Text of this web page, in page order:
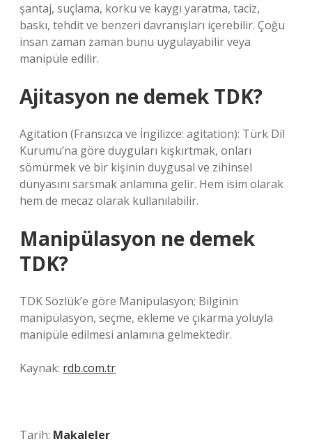
şantaj, suçlama, korku ve kaygı yaratma, taciz,
baskı, tehdit ve benzeri davranışları içerebilir. Çoğu
insan zaman zaman bunu uygulayabilir veya
manipüle edilir.
Ajitasyon ne demek TDK?
Agitation (Fransızca ve İngilizce: agitation): Türk Dil
Kurumu’na göre duyguları kışkırtmak, onları
sömürmek ve bir kişinin duygusal ve zihinsel
dünyasını sarsmak anlamına gelir. Hem isim olarak
hem de mecaz olarak kullanılabilir.
Manipülasyon ne demek
TDK?
TDK Sözlük’e göre Manipülasyon; Bilginin
manipülasyon, seçme, ekleme ve çıkarma yoluyla
manipüle edilmesi anlamına gelmektedir.
Kaynak: rdb.com.tr
Tarih: Makaleler